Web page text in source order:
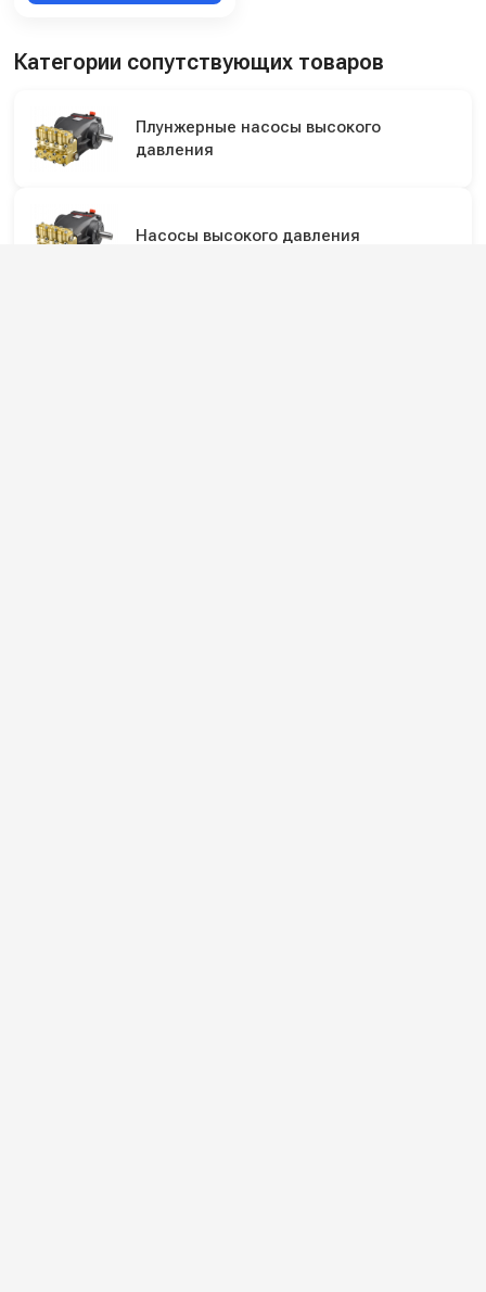
Категории сопутствующих товаров
Плунжерные насосы высокого
давления
Насосы высокого давления